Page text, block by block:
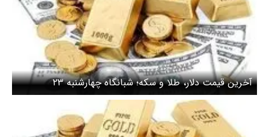
آخرین قیمت دلار، طلا و سکه؛ شبانگاه چهارشنبه ۲۳
اردیبهشت ۱۴۰۵/ قیمت طلا نزولی شد